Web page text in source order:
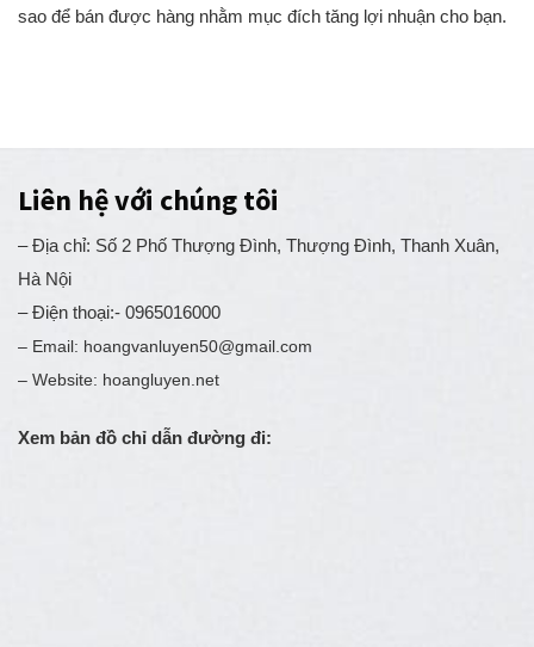
sao để bán được hàng nhằm mục đích tăng lợi nhuận cho bạn.
Liên hệ với chúng tôi
– Địa chỉ: Số 2 Phố Thượng Đình, Thượng Đình, Thanh Xuân,
Hà Nội
– Điện thoại:- 0965016000
– Email: hoangvanluyen50@gmail.com
– Website: hoangluyen.net
Xem bản đồ chỉ dẫn đường đi: